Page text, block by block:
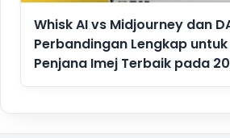
Whisk AI vs Midjourney dan
Perbandingan Lengkap
Penjana Imej Terbaik pada